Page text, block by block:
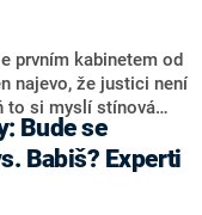
je poslanec za
Jan Kubáček nicméně
ze zmíněné trojice
koalice dosud
mohla konkurovat.
prvním kabinetem od
najevo, že justici není
to si myslí stínová
Decroix. V
si nebrala servítky
nástupce Jeronýma
pro lidská
Babiš? Experti